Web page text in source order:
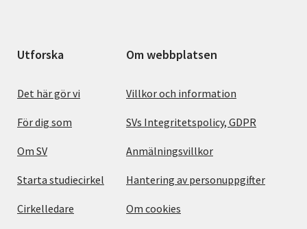
Utforska
Det här gör vi
För dig som
Om SV
Starta studiecirkel
Cirkelledare
Om webbplatsen
Villkor och information
SVs Integritetspolicy, GDPR
Anmälningsvillkor
Hantering av personuppgifter
Om cookies